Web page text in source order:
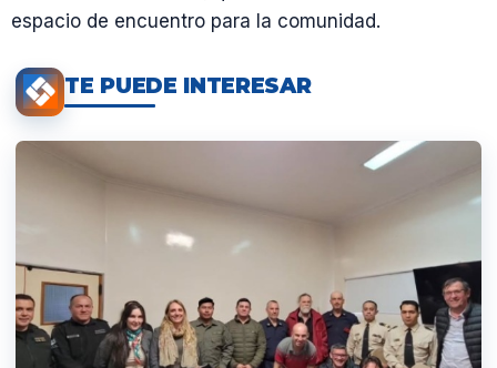
espacio de encuentro para la comunidad.
TE PUEDE INTERESAR